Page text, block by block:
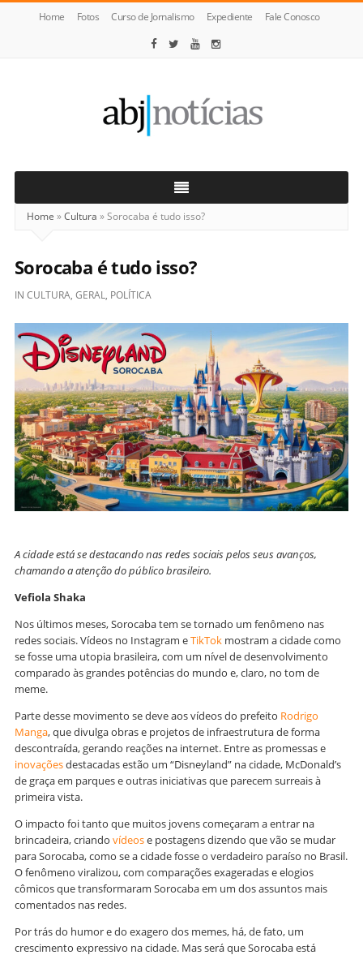
Home Fotos Curso de Jornalismo Expediente Fale Conosco
Notícias
Home »Cultura »Sorocaba é tudo isso?
Sorocaba é tudo isso?
IN CULTURA, GERAL, POLÍTICA
A cidade está se destacando nas redes sociais pelos seus avanços,
chamando a atenção do público brasileiro.
Vefiola Shaka
Nos últimos meses, Sorocaba tem se tornado um fenômeno nas
redes sociais. Vídeos no Instagram eTikTok mostram a cidade como
se fosse uma utopia brasileira, com um nível de desenvolvimento
comparado às grandes potências do mundo e, claro, no tom de
meme.
Parte desse movimento se deve aos vídeos do prefeito Rodrigo
Manga, que divulga obras e projetos de infraestrutura de forma
descontraída, gerando reações na internet. Entre as promessas e
inovaçõesdestacadas estão um “Disneyland” na cidade, McDonald’s
de graça em parques e outras iniciativas que parecem surreais à
primeira vista.
O impacto foi tanto que muitos jovens começaram a entrar na
brincadeira, criando vídeose postagens dizendo que vão se mudar
para Sorocaba, como se a cidade fosse o verdadeiro paraíso no Brasil.
O fenômeno viralizou, com comparações exageradas e elogios
cômicos que transformaram Sorocaba em um dos assuntos mais
comentados nas redes.
Por trás do humor e do exagero dos memes, há, de fato, um
crescimento expressivo na cidade. Mas será que Sorocaba está